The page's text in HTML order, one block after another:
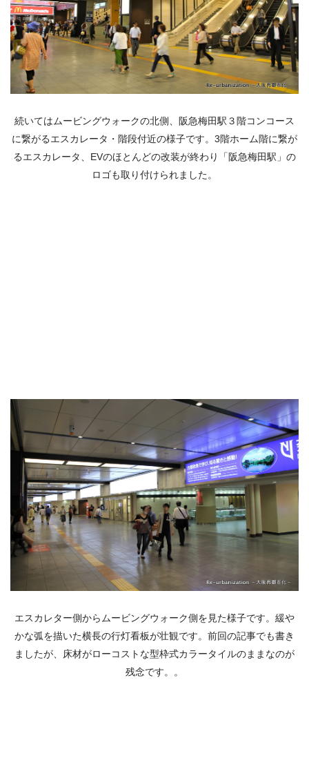
続いてはムービングウォークの北側、阪急梅田駅３階コンコース
に繋がるエスカレータ・階段付近の様子です。3階ホーム階に繋が
るエスカレータ、EVのほとんどの改装が終わり「阪急梅田駅」の
ロゴも取り付けられました。
エスカレター側からムービングウォーク側を見た様子です。緩や
かな弧を描いた横長の行灯看板が壮観です。前回の記事でも書き
ましたが、床材がローコストな型枠式カラータイルのままなのが
残念です。。